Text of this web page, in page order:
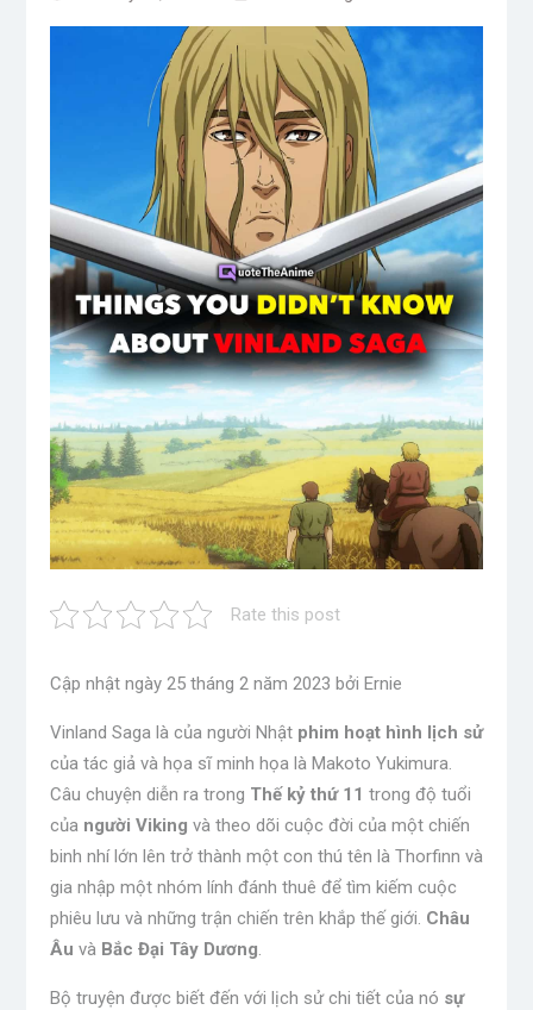
Rate this post
Cập nhật ngày 25 tháng 2 năm 2023 bởi Ernie
Vinland Saga là của người Nhậtphim hoạt hình lịch sử
của tác giả và họa sĩ minh họa là Makoto Yukimura.
Câu chuyện diễn ra trong Thế kỷ thứ 11 trong độ tuổi
của người Viking và theo dõi cuộc đời của một chiến
binh nhí lớn lên trở thành một con thú tên là Thorfinn và
gia nhập một nhóm lính đánh thuê để tìm kiếm cuộc
phiêu lưu và những trận chiến trên khắp thế giới. Châu
Âu và Bắc Đại Tây Dương.
Bộ truyện được biết đến với lịch sử chi tiết của nó sự